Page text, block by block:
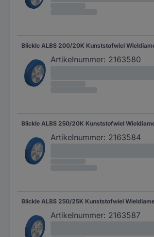
Artikelnummer: 2163580
Artikelnummer: 2163584
Artikelnummer: 2163587